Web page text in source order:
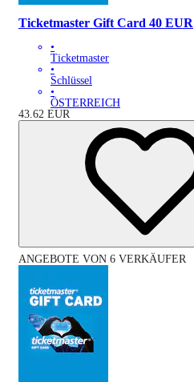
Ticketmaster Gift Card 40 EUR
•
Ticketmaster
•
Schlüssel
•
ÖSTERREICH
43.62 EUR
ANGEBOTE VON 6 VERKÄUFER